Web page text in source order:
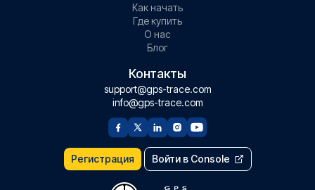
Как начать
Где купить
О нас
Блог
Контакты
support@gps-trace.com
info@gps-trace.com
Регистрация Войти в Console